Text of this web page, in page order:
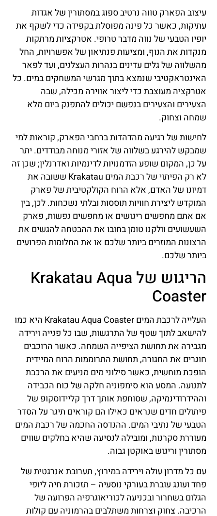
עיצוב הפארק טווה נרטיב ספוג במסתורין של אגדות
עתיקות, כאשר כל פינה מפוסלת בקפידה כדי לשקף את
יופיו הטבעי של נווה מדבר טרופי. אטרקציות מרתקות
מנקדות את הנוף, ומציעות פנתיאון של אפשרויות, החל
מהשלווה של גלים עדינים בנהרות העצלנים, ועד לפאר
האינטראקטיבי שנמצא בתוך מגרשי המשחקים במים. כל
אטרקציה מעוצבת כדי ליצור אווירה מכילה, שבה
הצעירים והצעירים בנפשם יכולים להתפנק ביום מלא
שמחה וצחוק.
לחישות של רגיעה מהדהדות ברחבי הפארק, קוראות למי
שמבקש להירגע בשלווה של אזורי מנוחה מבודדים. יתר
על כן, המקום שופע הזדמנויות לדינמיות ואדרנלין; שכן זה
לא רק הפיתוי של רכבת המים Krakatau ששובה את
דמיונו של האדם, אלא הרוח הקולקטיבית של פארק
המוקדש ליצירת חוויות תוססות ובלתי נשכחות. לכן, בין
אם אתם מחפשים ריגושים או מחפשים נפשות, פארק
השעשועים וולקנו טומן בחובו את ההבטחה להגשים את
הרצונות המוזרים ביותר שלכם או את החלומות הפרועים
ביותר שלכם.
הריגוש של Krakatau Aqua
Coaster
העלייה לרכבת המים Krakatau Aqua Coaster היא כמו
להישאב לתוך שטף של התרגשות, שבו כל פנייה וירידה
מגבירה את תחושת הציפייה השמחה. כאשר הרוכבים
חוגרים את החגורה, תחושת התרוממות הרוח המיידית
הופכת מוחשית, כאשר סילוני מים מניעים את הרכבת
לתנועה. המסע הוא סימפוניה חלקה של כוח הכבידה
וההידרודינמיקה, שסוחפת אותך דרך קליידוסקופ של
פיתולים חדים שנראים כאילו הם קוראים תיגר על הסדר
הטבעי של נתיבי המים. ההנדסה החכמה של רכבת המים
מעוררת סקרנות, ומובילה לנסיעה שהיא בחלקים שווים
מסתורין וריגוש באוקטן גבוה.
עם כל מדרון עולה וירידה במירוץ, תערובת אנרגטית של
פחד ועונג עוברת בעורקי נוסעיה – תזכורת חיה ליופי
הגלום בשחרור ובכניעה לכוריאוגרפיה הפרועה של
הרכיבה. צחוק וצרחות משתלבים בהרמוניה עם קולות